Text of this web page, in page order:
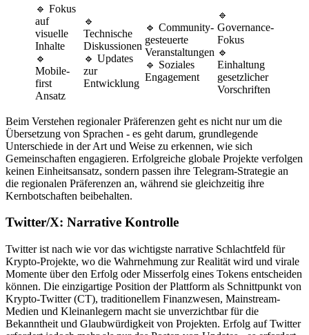
🔹 Fokus
auf
visuelle
Inhalte
🔹
Mobile-
first
Ansatz
🔹
Technische
Diskussionen
🔹 Updates
zur
Entwicklung
🔹 Community-
gesteuerte
Veranstaltungen
🔹 Soziales
Engagement
🔹
Governance-
Fokus
🔹
Einhaltung
gesetzlicher
Vorschriften
Beim Verstehen regionaler Präferenzen geht es nicht nur um die
Übersetzung von Sprachen - es geht darum, grundlegende
Unterschiede in der Art und Weise zu erkennen, wie sich
Gemeinschaften engagieren. Erfolgreiche globale Projekte verfolgen
keinen Einheitsansatz, sondern passen ihre Telegram-Strategie an
die regionalen Präferenzen an, während sie gleichzeitig ihre
Kernbotschaften beibehalten.
Twitter/X: Narrative Kontrolle
Twitter ist nach wie vor das wichtigste narrative Schlachtfeld für
Krypto-Projekte, wo die Wahrnehmung zur Realität wird und virale
Momente über den Erfolg oder Misserfolg eines Tokens entscheiden
können. Die einzigartige Position der Plattform als Schnittpunkt von
Krypto-Twitter (CT), traditionellem Finanzwesen, Mainstream-
Medien und Kleinanlegern macht sie unverzichtbar für die
Bekanntheit und Glaubwürdigkeit von Projekten. Erfolg auf Twitter